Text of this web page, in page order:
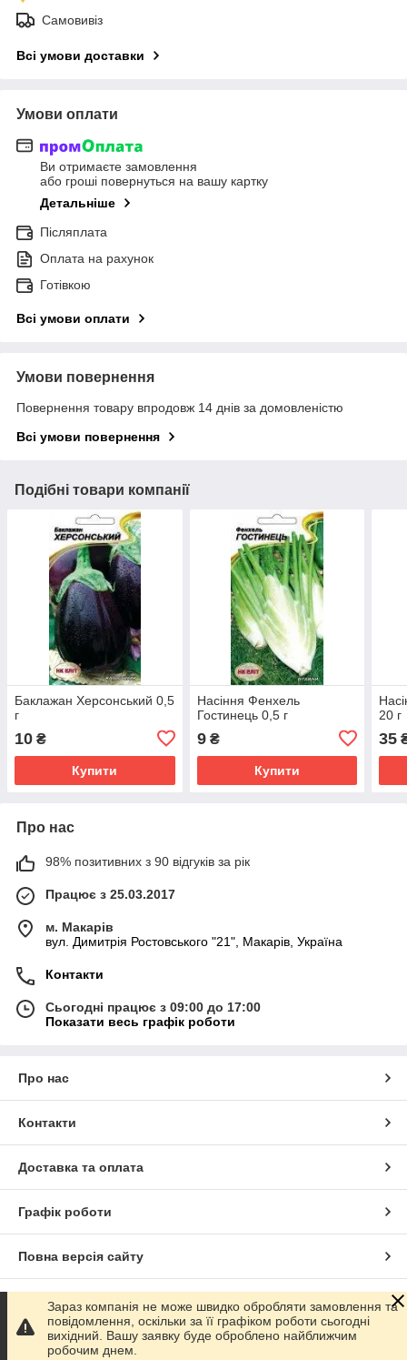
Самовивіз
Всі умови доставки
Умови оплати
Ви отримаєте замовлення
або гроші повернуться на вашу картку
Детальніше
Післяплата
Оплата на рахунок
Готівкою
Всі умови оплати
Умови повернення
Повернення товару впродовж 14 днів за домовленістю
Всі умови повернення
Подібні товари компанії
Баклажан Херсонський 0,5
г
10 ₴
Купити
Насіння Фенхель
Гостинець 0,5 г
9₴
Купити
20 г
35
Про нас
98% позитивних з 90 відгуків за рік
Працює з 25.03.2017
м. Макарів
вул. Димитрія Ростовського "21", Макарів, Україна
Контакти
Сьогодні працює з 09:00 до 17:00
Показати весь графік роботи
Про нас
Контакти
Доставка та оплата
Графік роботи
Повна версія сайту
Сайт створено на маркетплейсі Prom.ua
Політика конфіденційності
Зараз компанія не може швидко обробляти замовлення та
повідомлення, оскільки за її графіком роботи сьогодні
вихідний. Вашу заявку буде оброблено найближчим
робочим днем.